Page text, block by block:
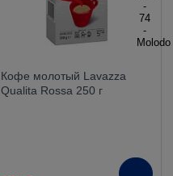
Кофе молотый Lavazza
Qualita Rossa 250 г